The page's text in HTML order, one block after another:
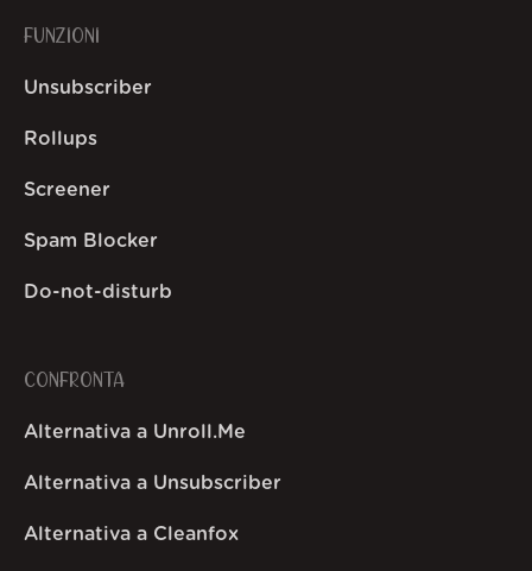
FUNZIONI
Unsubscriber
Rollups
Screener
Spam Blocker
Do-not-disturb
CONFRONTA
Alternativa a Unroll.Me
Alternativa a Unsubscriber
Alternativa a Cleanfox